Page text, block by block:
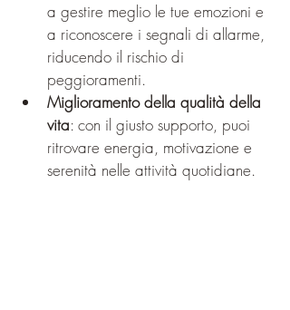
a gestire meglio le tue emozioni e
a riconoscere i segnali di allarme,
riducendo il rischio di
peggioramenti.
Miglioramento della qualità della
vita: con il giusto supporto, puoi
ritrovare energia, motivazione e
serenità nelle attività quotidiane.